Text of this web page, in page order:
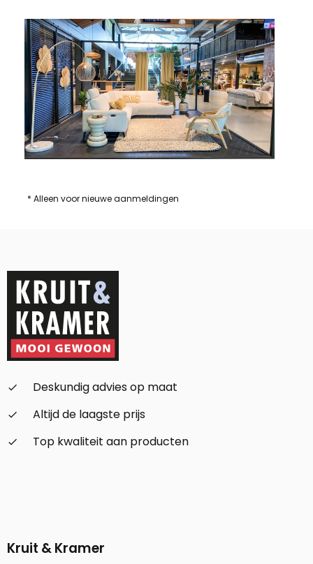
* Alleen voor nieuwe aanmeldingen
check_small
Deskundig advies op maat
check_small
Altijd de laagste prijs
check_small
Top kwaliteit aan producten
Kruit & Kramer